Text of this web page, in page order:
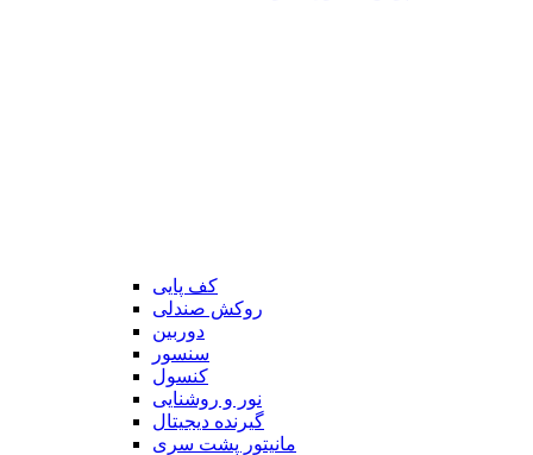
کف پایی
روکش صندلی
دوربین
سنسور
کنسول
نور و روشنایی
گیرنده دیجیتال
مانیتور پشت سری